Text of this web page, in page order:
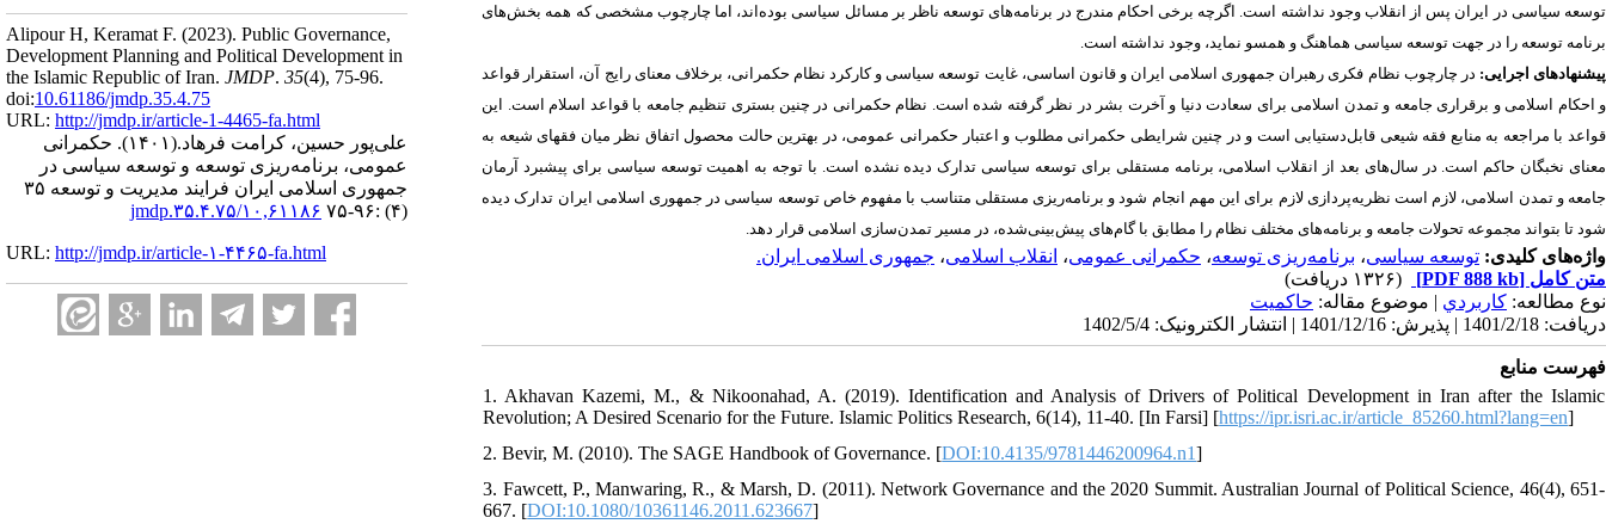
Alipour H, Keramat F. (2023). Public Governance,
Development Planning and Political Development in
the Islamic Republic of Iran. JMDP. 35(4), 75-96.
doi:10.61186/jmdp.35.4.75
URL: http://jmdp.ir/article-1-4465-fa.html
علی‌پور حسین، کرامت فرهاد.(۱۴۰۱).
حکمرانی
عمومی، برنامه‌ریزی توسعه و توسعه سیاسی در
جمهوری اسلامی ایران فرایند مدیریت و توسعه ۳۵
(۴) :۹۶-۷۵
۱۰,۶۱۱۸۶/jmdp.۳۵.۴.۷۵
URL: http://jmdp.ir/article-۱-۴۴۶۵-fa.html
توسعه سیاسی در ایران پس از انقلاب وجود نداشته است. اگرچه برخی احکام مندرج در برنامههای توسعه ناظر بر مسائل سیاسی بودهاند، اما چارچوب مشخصی که همه بخشهای
برنامه توسعه را در جهت توسعه سیاسی هماهنگ و همسو نماید، وجود نداشته است.
پیشنهادهای اجرایی: در چارچوب نظام فکری رهبران جمهوری اسلامی ایران و قانون اساسی، غایت توسعه سیاسی و کارکرد نظام حکمرانی، برخلاف معنای رایج آن، استقرار قواعد
و احکام اسلامی و برقراری جامعه و تمدن اسلامی برای سعادت دنیا و آخرت بشر در نظر گرفته شده است. نظام حکمرانی در چنین بستری تنظیم جامعه با قواعد اسلام است. این
قواعد با مراجعه به منابع فقه شیعی قابلدستیابی است و در چنین شرایطی حکمرانی مطلوب و اعتبار حکمرانی عمومی، در بهترین حالت محصول اتفاق نظر میان فقهای شیعه به
معنای نخبگان حاکم است. در سالهای بعد از انقلاب اسلامی، برنامه مستقلی برای توسعه سیاسی تدارک دیده نشده است. با توجه به اهمیت توسعه سیاسی برای پیشبرد آرمان
جامعه و تمدن اسلامی، لازم است نظریهپردازی لازم برای این مهم انجام شود و برنامهریزی مستقلی متناسب با مفهوم خاص توسعه سیاسی در جمهوری اسلامی ایران تدارک دیده
شود تا بتواند مجموعه تحولات جامعه و برنامههای مختلف نظام را مطابق با گامهای پیشبینیشده، در مسیر تمدنسازی اسلامی قرار دهد.
واژه‌های کلیدی: توسعه سیاسی، برنامه‌ریزی توسعه، حکمرانی عمومی، انقلاب اسلامی، جمهوری اسلامی ایران.
متن کامل [PDF 888 kb]
(۱۳۲۶ دریافت)
نوع مطالعه: كاربردي | موضوع مقاله: حاکمیت
دریافت: 1401/2/18 | پذیرش: 1401/12/16 | انتشار الکترونیک: 1402/5/4
فهرست منابع
1. Akhavan Kazemi, M., & Nikoonahad, A. (2019). Identification and Analysis of Drivers of Political Development in Iran after the Islamic
Revolution; A Desired Scenario for the Future. Islamic Politics Research, 6(14), 11-40. [In Farsi] [https://ipr.isri.ac.ir/article_85260.html?lang=en]
2. Bevir, M. (2010). The SAGE Handbook of Governance. [DOI:10.4135/9781446200964.n1]
3. Fawcett, P., Manwaring, R., & Marsh, D. (2011). Network Governance and the 2020 Summit. Australian Journal of Political Science, 46(4), 651-
667. [DOI:10.1080/10361146.2011.623667]